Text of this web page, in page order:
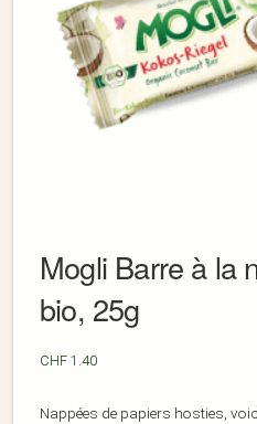
Mogli Barre à la
bio, 25g
CHF 1.40
Nappées de papiers hosties,